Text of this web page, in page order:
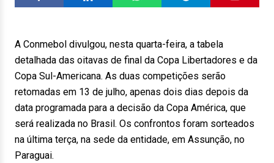
A Conmebol divulgou, nesta quarta-feira, a tabela
detalhada das oitavas de final da Copa Libertadores e da
Copa Sul-Americana. As duas competições serão
retomadas em 13 de julho, apenas dois dias depois da
data programada para a decisão da Copa América, que
será realizada no Brasil. Os confrontos foram sorteados
na última terça, na sede da entidade, em Assunção, no
Paraguai.